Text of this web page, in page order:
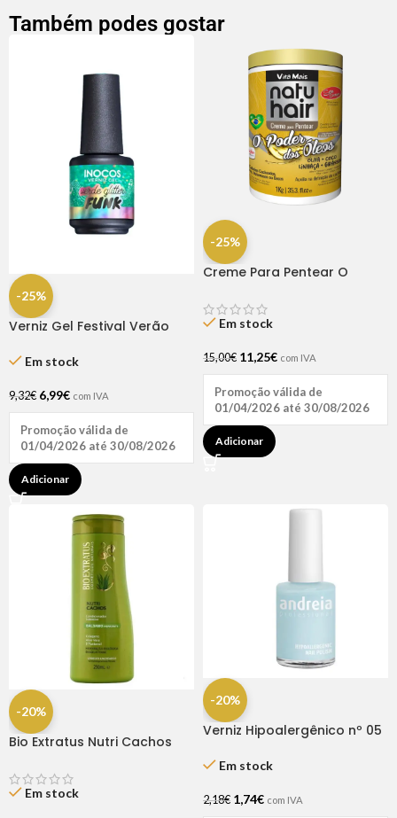
Também podes gostar
-25%
Verniz Gel Festival Verão
Inocos
Em stock
9,32€ 6,99€ com IVA
Promoção válida de
01/04/2026 até 30/08/2026
Adicionar
-25%
Creme Para Pentear O
Hair
Em stock
15,00€ 11,25€ com IVA
Promoção válida de
01/04/2026 até 30/08/2026
Adicionar
-20%
Bio Extratus Nutri Cachos
250ML
Em stock
-20%
Verniz Hipoalergênico nº 05
Em stock
2,18€ 1,74€ com IVA